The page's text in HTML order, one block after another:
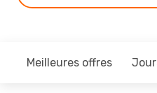
Meilleures offres